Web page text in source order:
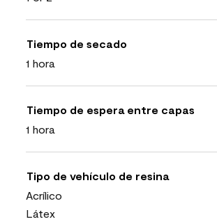
Tiempo de secado
1 hora
Tiempo de espera entre capas
1 hora
Tipo de vehículo de resina
Acrílico
Látex